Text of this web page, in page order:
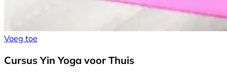
Voeg toe
Cursus Yin Yoga voor Thuis